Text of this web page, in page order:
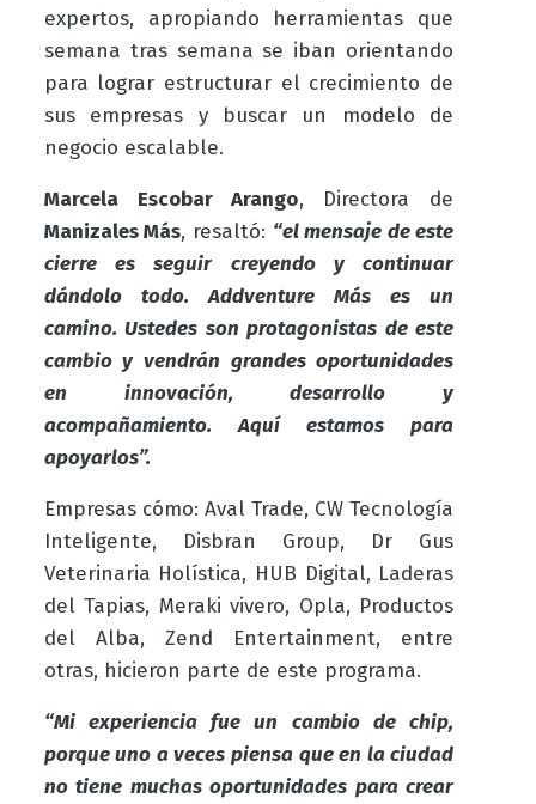
expertos, apropiando herramientas que
semana tras semana se iban orientando
para lograr estructurar el crecimiento de
sus empresas y buscar un modelo de
negocio escalable.
Marcela Escobar Arango, Directora de
Manizales Más, resaltó: “el mensaje de este
cierre es seguir creyendo y continuar
dándolo todo. Addventure Más es un
camino. Ustedes son protagonistas de este
cambio y vendrán grandes oportunidades
en innovación, desarrollo y
acompañamiento. Aquí estamos para
apoyarlos”.
Empresas cómo: Aval Trade, CW Tecnología
Inteligente, Disbran Group, Dr Gus
Veterinaria Holística, HUB Digital, Laderas
del Tapias, Meraki vivero, Opla, Productos
del Alba, Zend Entertainment, entre
otras, hicieron parte de este programa.
“Mi experiencia fue un cambio de chip,
porque uno a veces piensa que en la ciudad
no tiene muchas oportunidades para crear